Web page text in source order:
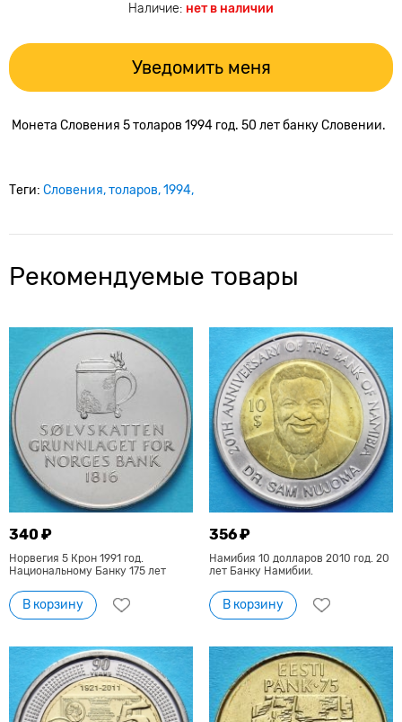
Наличие: нет в наличии
Уведомить меня
Монета Словения 5 толаров 1994 год. 50 лет банку Словении.
Теги: Словения толаров 1994
Рекомендуемые товары
340 ₽
Норвегия 5 Крон 1991 год.
Национальному Банку 175 лет
В корзину
356 ₽
Намибия 10 долларов 2010 год. 20
лет Банку Намибии.
В корзину